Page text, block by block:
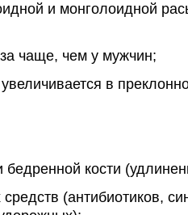
и монголоидной
чаще, чем у мужчин;
в
бедренной кости
(антибиотиков,